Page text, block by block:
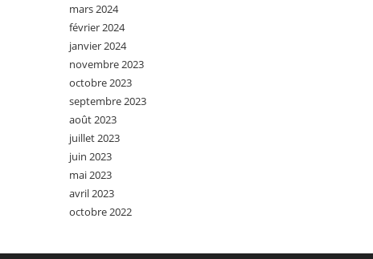
mars 2024
février 2024
janvier 2024
novembre 2023
octobre 2023
septembre 2023
août 2023
juillet 2023
juin 2023
mai 2023
avril 2023
octobre 2022